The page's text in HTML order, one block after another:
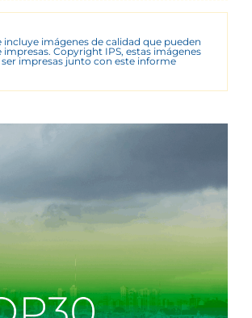
incluye imágenes de calidad que pueden
impresas. Copyright IPS, estas imágenes
impresas junto con este informe